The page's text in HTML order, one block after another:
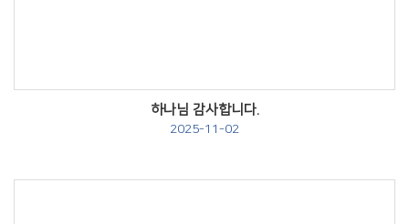
하나님 감사합니다.
2025-11-02